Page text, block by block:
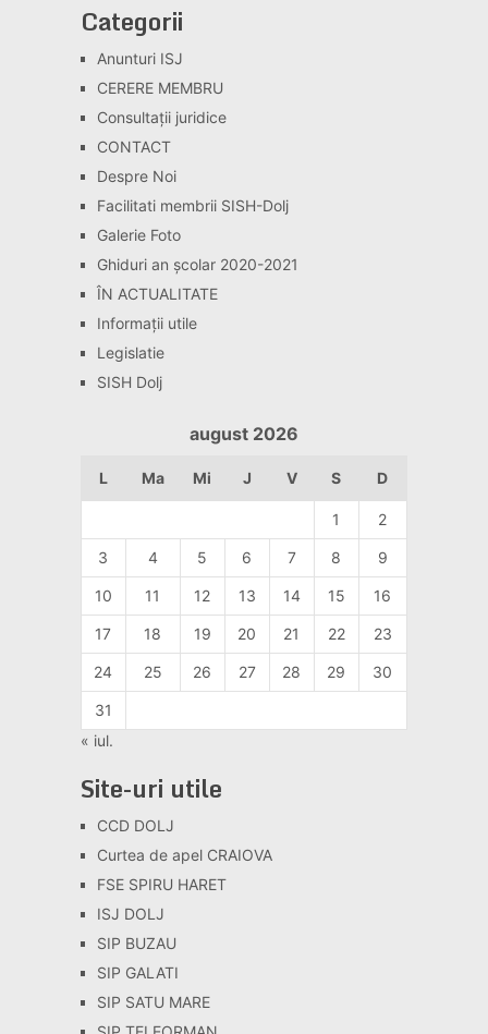
Categorii
Anunturi ISJ
CERERE MEMBRU
Consultaţii juridice
CONTACT
Despre Noi
Facilitati membrii SISH-Dolj
Galerie Foto
Ghiduri an școlar 2020-2021
ÎN ACTUALITATE
Informaţii utile
Legislatie
SISH Dolj
august 2026
L Ma Mi J V S D
1 2
3 4 5 6 7 8 9
10 11 12 13 14 15 16
17 18 19 20 21 22 23
24 25 26 27 28 29 30
31
« iul.
Site-uri utile
CCD DOLJ
Curtea de apel CRAIOVA
FSE SPIRU HARET
ISJ DOLJ
SIP BUZAU
SIP GALATI
SIP SATU MARE